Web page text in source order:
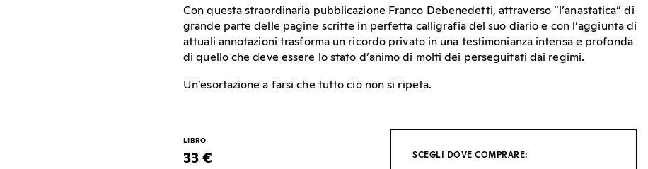
Con questa straordinaria pubblicazione Franco Debenedetti, attraverso “l’anastatica” di
grande parte delle pagine scritte in perfetta calligrafia del suo diario e con l’aggiunta di
attuali annotazioni trasforma un ricordo privato in una testimonianza intensa e profonda
di quello che deve essere lo stato d’animo di molti dei perseguitati dai regimi.
Un’esortazione a farsi che tutto ciò non si ripeta.
LIBRO
33 € SCEGLI DOVE COMPRARE: